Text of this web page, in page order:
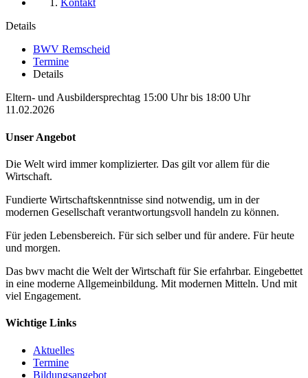
Kontakt
Details
BWV Remscheid
Termine
Details
Eltern- und Ausbildersprechtag 15:00 Uhr bis 18:00 Uhr
11.02.2026
Unser Angebot
Die Welt wird immer komplizierter. Das gilt vor allem für die
Wirtschaft.
Fundierte Wirtschaftskenntnisse sind notwendig, um in der
modernen Gesellschaft verantwortungsvoll handeln zu können.
Für jeden Lebensbereich. Für sich selber und für andere. Für heute
und morgen.
Das bwv macht die Welt der Wirtschaft für Sie erfahrbar. Eingebettet
in eine moderne Allgemeinbildung. Mit modernen Mitteln. Und mit
viel Engagement.
Wichtige Links
Aktuelles
Termine
Bildungsangebot